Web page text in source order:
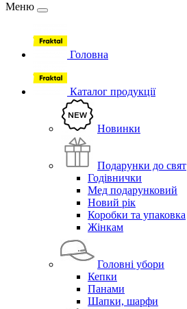
Меню
Головна
Каталог продукції
Новинки
Подарунки до свят
Годівнички
Мед подарунковий
Новий рік
Коробки та упаковка
Жінкам
Головні убори
Кепки
Панами
Шапки, шарфи